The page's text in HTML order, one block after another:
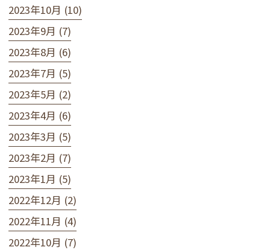
2023年10月 (10)
2023年9月 (7)
2023年8月 (6)
2023年7月 (5)
2023年5月 (2)
2023年4月 (6)
2023年3月 (5)
2023年2月 (7)
2023年1月 (5)
2022年12月 (2)
2022年11月 (4)
2022年10月 (7)